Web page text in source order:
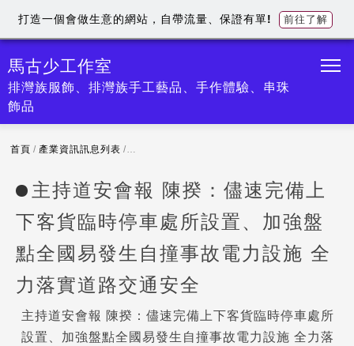
馬古少工作室
排灣族服飾、排灣族手工藝品、手作體驗、串珠
飾品
首頁 / 產業資訊訊息列表 / 主持道安會報 陳揆：儘速完備上下客貨臨時停
主持道安會報 陳揆：儘速完備上
下客貨臨時停車處所設置、加強盤
點全國易發生自撞事故電力設施 全
力落實道路交通安全
主持道安會報 陳揆：儘速完備上下客貨臨時停車處所
設置、加強盤點全國易發生自撞事故電力設施 全力落
打造一個會做生意的網站，自帶流量、保證有單! 前往了解